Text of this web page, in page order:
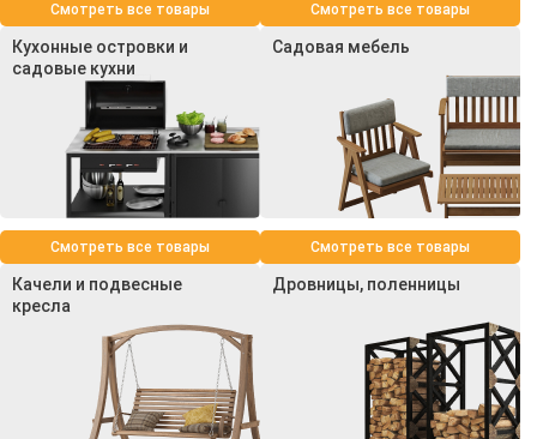
Смотреть все товары Смотреть все товары
Кухонные островки и
садовые кухни
Смотреть все товары
Садовая мебель
Смотреть все товары
Качели и подвесные
кресла
Дровницы, поленницы